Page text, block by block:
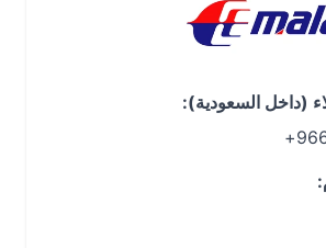
السعودية):